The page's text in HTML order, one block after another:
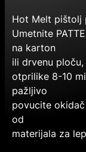
Hot Melt pištolj
Umetnite
na karton
ili drvenu
otprilike 8-10
pažljivo
povucite
od
materijala za